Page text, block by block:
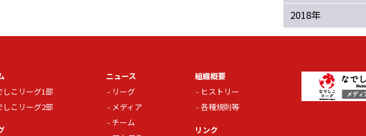
2018年
しこリーグ1部
しこリーグ2部
ニュース
リーグ
メディア
チーム
組織概要
ヒストリー
各種規則等
リンク